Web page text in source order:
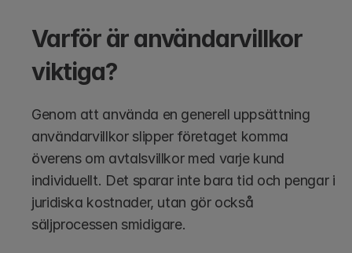
Varför är användarvillkor
viktiga?
Genom att använda en generell uppsättning
användarvillkor slipper företaget komma
överens om avtalsvillkor med varje kund
individuellt. Det sparar inte bara tid och pengar i
juridiska kostnader, utan gör också
säljprocessen smidigare.